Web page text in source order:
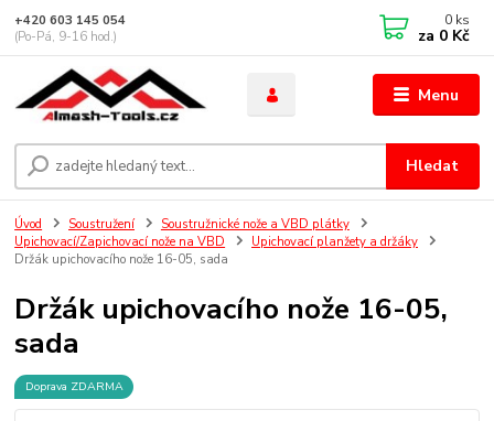
Menu
Hledat
+420 603 145 054
(Po-Pá, 9-16 hod.)
0 ks
za 0 Kč
Úvod Soustružení
Soustružnické nože a VBD plátky
Upichovací/Zapichovací nože na VBD
Upichovací planžety a držáky
Držák upichovacího nože 16-05, sada
Držák upichovacího nože 16-05,
sada
Doprava ZDARMA